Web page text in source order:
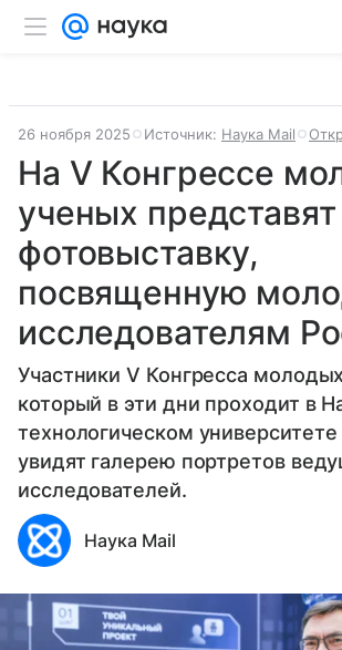
26 ноября 2025 Источник: Наука Mail
На V Конгрессе
ученых представят
фотовыставку,
посвященную
исследователям
Участники V Конгресса
который в эти дни проходит в
технологическом
увидят галерею портретов
исследователей.
Наука Mail